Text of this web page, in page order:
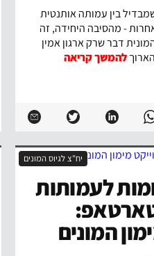
בין עמותה אותנטית
- מהסיבה היחידה, זה
דבר שרק ארגון אמין
להמשך קריאה
יח"צ לגיוס המונים
לעמותות
המונים